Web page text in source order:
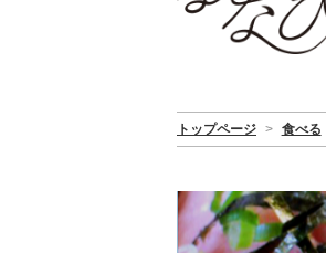
トップページ > 食べる